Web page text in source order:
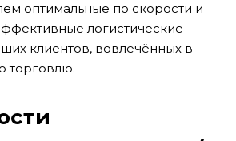
оптимальные по скорости и
логистические
клиентов, вовлечённых в
торговлю.